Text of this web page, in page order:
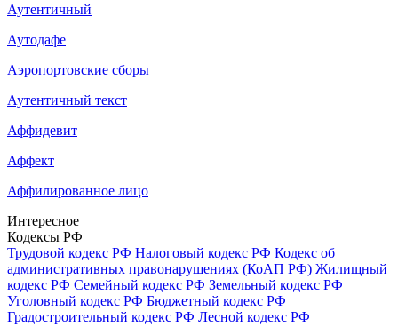
Аутентичный
Аутодафе
Аэропортовские сборы
Аутентичный текст
Аффидевит
Аффект
Аффилированное лицо
Интересное
Кодексы РФ
Трудовой кодекс РФ Налоговый кодекс РФ Кодекс об
административных правонарушениях (КоАП РФ) Жилищный
кодекс РФ Семейный кодекс РФ Земельный кодекс РФ
Уголовный кодекс РФ Бюджетный кодекс РФ
Градостроительный кодекс РФ Лесной кодекс РФ